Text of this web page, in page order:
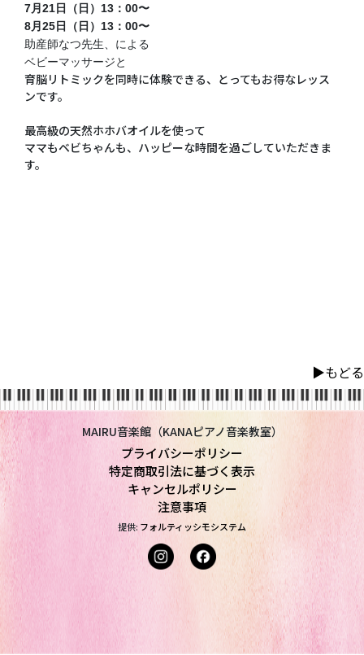
7月21日（日）13：00〜
8月25日（日）13：00〜
助産師なつ先生、による
ベビーマッサージと
育脳リトミックを同時に体験できる、とってもお得なレッス
ンです。
最高級の天然ホホバオイルを使って
ママもベビちゃんも、ハッピーな時間を過ごしていただきま
す。
▶︎もどる
MAIRU音楽館（KANAピアノ音楽教室）
プライバシーポリシー
特定商取引法に基づく表示
キャンセルポリシー
注意事項
提供: フォルティッシモシステム